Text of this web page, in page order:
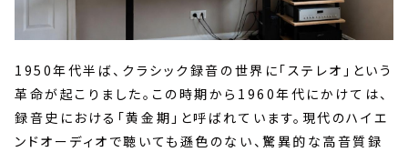
1950年代半ば、クラシック録音の世界に「ステレオ」という
革命が起こりました。この時期から1960年代にかけては、
録音史における「黄金期」と呼ばれています。現代のハイエ
ンドオーディオで聴いても遜色のない、驚異的な高音質録